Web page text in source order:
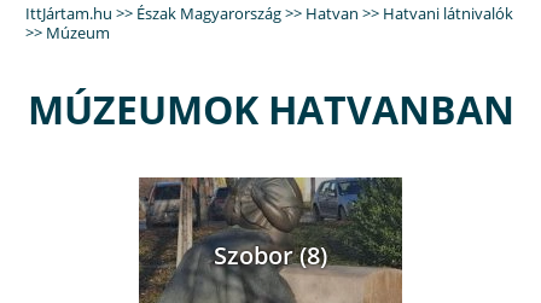
IttJártam.hu >> Észak Magyarország>> Hatvan >> Hatvani látnivalók
>> Múzeum
MÚZEUMOK HATVANBAN
Szobor (8)